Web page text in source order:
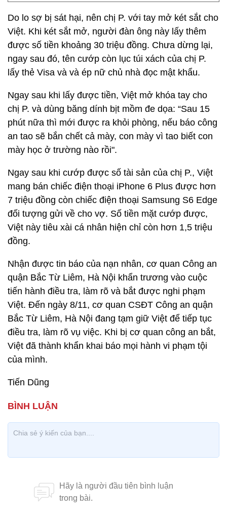
Do lo sợ bị sát hại, nên chị P. với tay mở két sắt cho
Việt. Khi két sắt mở, người đàn ông này lấy thêm
được số tiền khoảng 30 triệu đồng. Chưa dừng lại,
ngay sau đó, tên cướp còn lục túi xách của chị P.
lấy thẻ Visa và và ép nữ chủ nhà đọc mật khẩu.
Ngay sau khi lấy được tiền, Việt mở khóa tay cho
chị P. và dùng băng dính bịt mồm đe dọa: “Sau 15
phút nữa thì mới được ra khỏi phòng, nếu báo công
an tao sẽ bắn chết cả mày, con mày vì tao biết con
mày học ở trường nào rồi".
Ngay sau khi cướp được số tài sản của chị P., Việt
mang bán chiếc điện thoại iPhone 6 Plus được hơn
7 triệu đồng còn chiếc điện thoại Samsung S6 Edge
đối tượng gửi về cho vợ. Số tiền mặt cướp được,
Việt này tiêu xài cá nhân hiện chỉ còn hơn 1,5 triệu
đồng.
Nhận được tin báo của nạn nhân, cơ quan Công an
quận Bắc Từ Liêm, Hà Nội khẩn trương vào cuộc
tiến hành điều tra, làm rõ và bắt được nghi phạm
Việt. Đến ngày 8/11, cơ quan CSĐT Công an quận
Bắc Từ Liêm, Hà Nội đang tạm giữ Việt để tiếp tục
điều tra, làm rõ vụ việc. Khi bị cơ quan công an bắt,
Việt đã thành khẩn khai báo mọi hành vi phạm tội
của mình.
Tiến Dũng